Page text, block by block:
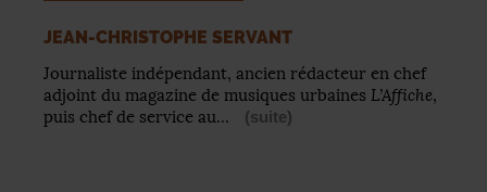
JEAN-CHRISTOPHE SERVANT
Journaliste indépendant, ancien rédacteur en chef
adjoint du magazine de musiques urbaines L’Affiche,
puis chef de service au…
(suite)